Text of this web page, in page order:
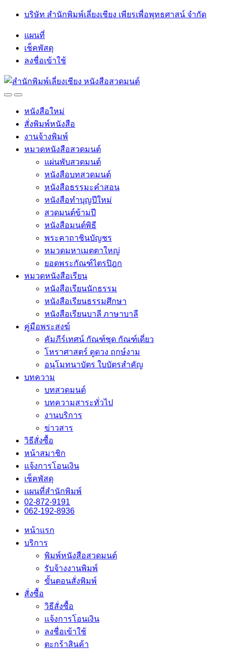
Skip
navigation
Skip
บริษัท สำนักพิมพ์เลี่ยงเชียง เพียรเพื่อพุทธศาสน์ จำกัด
แผนที่
เช็คพัสดุ
ลงชื่อเข้าใช้
OpenClose
หนังสือใหม่
สั่งพิมพ์หนังสือ
งานจ้างพิมพ์
หมวดหนังสือสวดมนต์
แผ่นพับสวดมนต์
หนังสือบทสวดมนต์
หนังสือธรรมะคำสอน
หนังสือทำบุญปีใหม่
สวดมนต์ข้ามปี
หนังสือมนต์พิธี
พระคาถาชินบัญชร
หมวดมหาเมตตาใหญ่
ยอดพระกัณฑ์ไตรปิฎก
หมวดหนังสือเรียน
หนังสือเรียนนักธรรม
หนังสือเรียนธรรมศึกษา
หนังสือเรียนบาลี ภาษาบาลี
คู่มือพระสงฆ์
คัมภีร์เทศน์ กัณฑ์ชุด กัณฑ์เดี่ยว
โหราศาสตร์ ดูดวง ฤกษ์งาม
อนุโมทนาบัตร ใบบัตรสำคัญ
บทความ
บทสวดมนต์
บทความสาระทั่วไป
งานบริการ
ข่าวสาร
วิธีสั่งซื้อ
หน้าสมาชิก
แจ้งการโอนเงิน
เช็คพัสดุ
แผนที่สำนักพิมพ์
02-872-9191
062-192-8936
หน้าแรก
บริการ
พิมพ์หนังสือสวดมนต์
รับจ้างงานพิมพ์
ขั้นตอนสั่งพิมพ์
สั่งซื้อ
วิธีสั่งซื้อ
แจ้งการโอนเงิน
ลงชื่อเข้าใช้
ตะกร้าสินค้า